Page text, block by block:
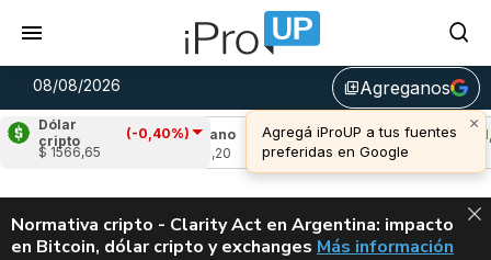
08/08/2026 library_addAgreganos
×
Agregá iProUP a tus fuentes
preferidas en Google
Dólar
cripto
(-0,40%)
$ 1566,65
Cardano (0,75%)
Avalanche (1,97%)
u$s 6,54
ALERTA
Normativa cripto - Clarity Act en Argentina: impacto
en Bitcoin, dólar cripto y exchanges CLARITY ACT EN
Más información